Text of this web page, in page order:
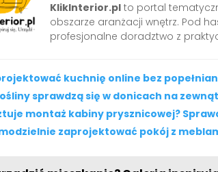
KlikInterior.pl to portal
obszarze aranżacji wnętrz. Pod
profesjonalne doradztwo z
kuchnię online bez
sprawdzą się w donicach na
montaż kabiny prysznicowej?
zaprojektować pokój z